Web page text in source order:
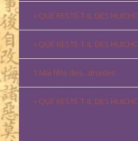
« QUE RESTE-T-IL DES
« QUE RESTE-T-IL DES
1 Mai fête des…druides
« QUE RESTE-T-IL DES